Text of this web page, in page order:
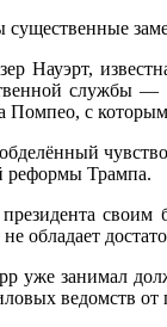
существенные
службы —
с
реформы Трампа.
своим
обладает
уже занимал
ведомств от